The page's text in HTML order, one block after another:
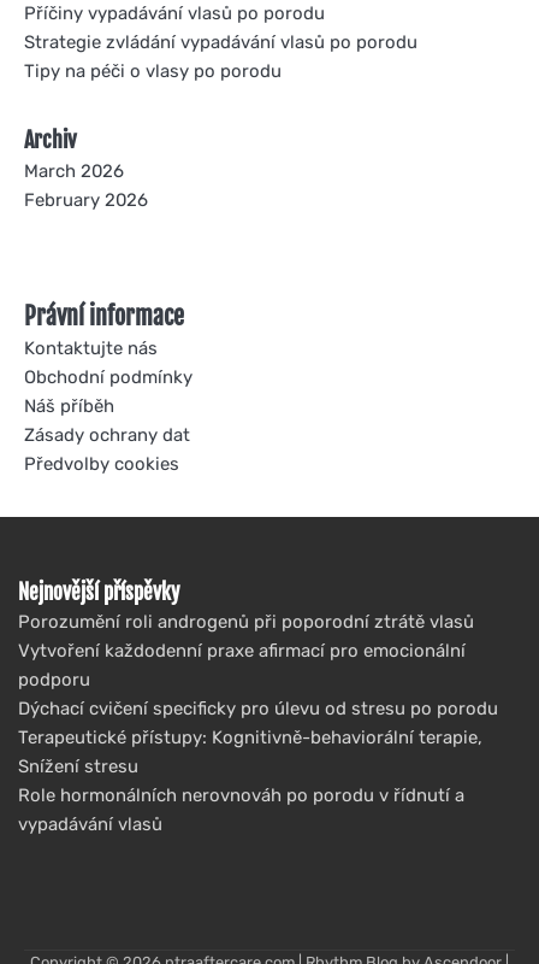
Příčiny vypadávání vlasů po porodu
Strategie zvládání vypadávání vlasů po porodu
Tipy na péči o vlasy po porodu
Archiv
March 2026
February 2026
Právní informace
Kontaktujte nás
Obchodní podmínky
Náš příběh
Zásady ochrany dat
Předvolby cookies
Nejnovější příspěvky
Porozumění roli androgenů při poporodní ztrátě vlasů
Vytvoření každodenní praxe afirmací pro emocionální
podporu
Dýchací cvičení specificky pro úlevu od stresu po porodu
Terapeutické přístupy: Kognitivně-behaviorální terapie,
Snížení stresu
Role hormonálních nerovnováh po porodu v řídnutí a
vypadávání vlasů